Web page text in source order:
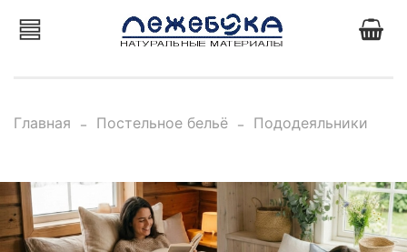
Главная Постельное бельё Пододеяльники